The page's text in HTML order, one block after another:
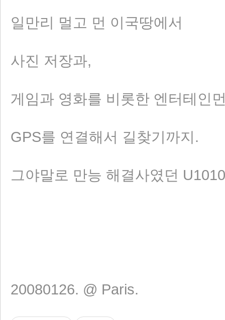
일만리 멀고 먼 이국땅에서
사진 저장과,
게임과 영화를 비롯한 엔터테인
GPS를 연결해서 길찾기까지.
그야말로 만능 해결사였던
20080126. @ Paris.